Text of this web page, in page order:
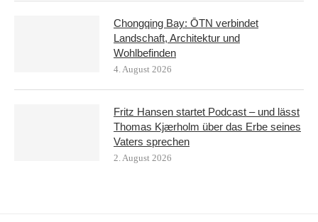
Chongqing Bay: ŌTN verbindet
Landschaft, Architektur und
Wohlbefinden
4. August 2026
Fritz Hansen startet Podcast – und lässt
Thomas Kjærholm über das Erbe seines
Vaters sprechen
2. August 2026